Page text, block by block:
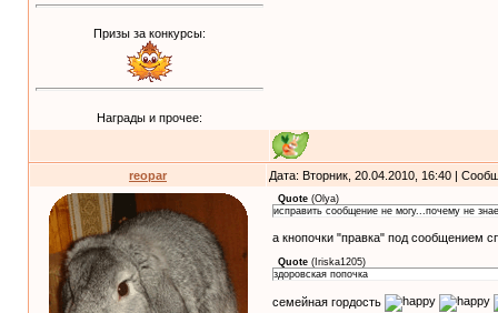
Призы за конкурсы:
Награды и прочее:
reopar Дата: Вторник, 20.04.2010, 16:40 |
Quote (Olya)
исправить сообщение не могу...почему не
а кнопочки "правка" под сообщением
Quote ( Iriska1205)
здоровская попочка
семейная гордость